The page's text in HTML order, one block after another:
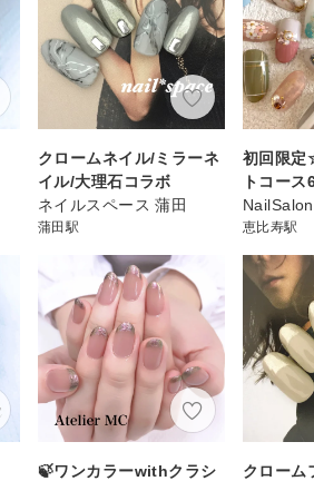
クロームネイル/ミラーネ
イル/大理石コラボ
ネイルスペース 蒲田
蒲田駅
初回限定
トコース
恵比寿駅
🍃ワンカラーwithクラシ
クローム